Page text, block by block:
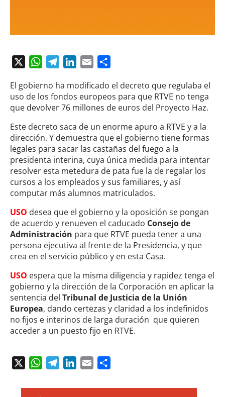
WhatsAppTelegramLinkedIn
Email
El gobierno ha modificado el decreto que regulaba el
uso de los fondos europeos para que RTVE no tenga
que devolver 76 millones de euros del Proyecto Haz.
Este decreto saca de un enorme apuro a RTVE y a la
dirección. Y demuestra que el gobierno tiene formas
legales para sacar las castañas del fuego a la
presidenta interina, cuya única medida para intentar
resolver esta metedura de pata fue la de regalar los
cursos a los empleados y sus familiares, y así
computar más alumnos matriculados.
USO desea que el gobierno y la oposición se pongan
de acuerdo y renueven el caducado Consejo de
Administración para que RTVE pueda tener a una
persona ejecutiva al frente de la Presidencia, y que
crea en el servicio público y en esta Casa.
USO espera que la misma diligencia y rapidez tenga el
gobierno y la dirección de la Corporación en aplicar la
sentencia del Tribunal de Justicia de la Unión
Europea, dando certezas y claridad a los indefinidos
no fijos e interinos de larga duración que quieren
acceder a un puesto fijo en RTVE.
WhatsAppTelegramLinkedIn
Email